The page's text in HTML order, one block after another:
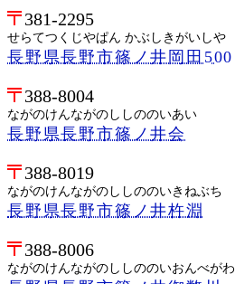
381-2295
せらてつくじやぱん かぶしきがいしや
長野県長野市篠ノ井岡田500
388-8004
ながのけんながのししののいあい
長野県長野市篠ノ井会
388-8019
ながのけんながのししののいきねぶち
長野県長野市篠ノ井杵淵
388-8006
ながのけんながのししののいおんべがわ